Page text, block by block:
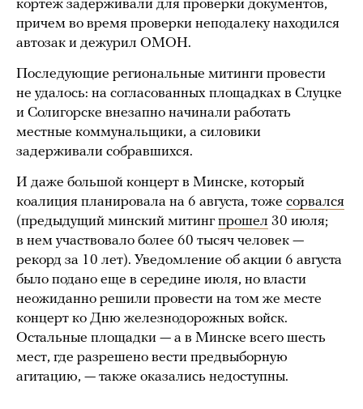
кортеж задерживали для проверки документов,
причем во время проверки неподалеку находился
автозак и дежурил ОМОН.
Последующие региональные митинги провести
не удалось: на согласованных площадках в Слуцке
и Солигорске внезапно начинали работать
местные коммунальщики, а силовики
задерживали собравшихся.
И даже большой концерт в Минске, который
коалиция планировала на 6 августа, тоже сорвался
(предыдущий минский митингпрошел 30 июля;
в нем участвовало более 60 тысяч человек —
рекорд за 10 лет). Уведомление об акции 6 августа
было подано еще в середине июля, но власти
неожиданно решили провести на том же месте
концерт ко Дню железнодорожных войск.
Остальные площадки — а в Минске всего шесть
мест, где разрешено вести предвыборную
агитацию, — также оказались недоступны.